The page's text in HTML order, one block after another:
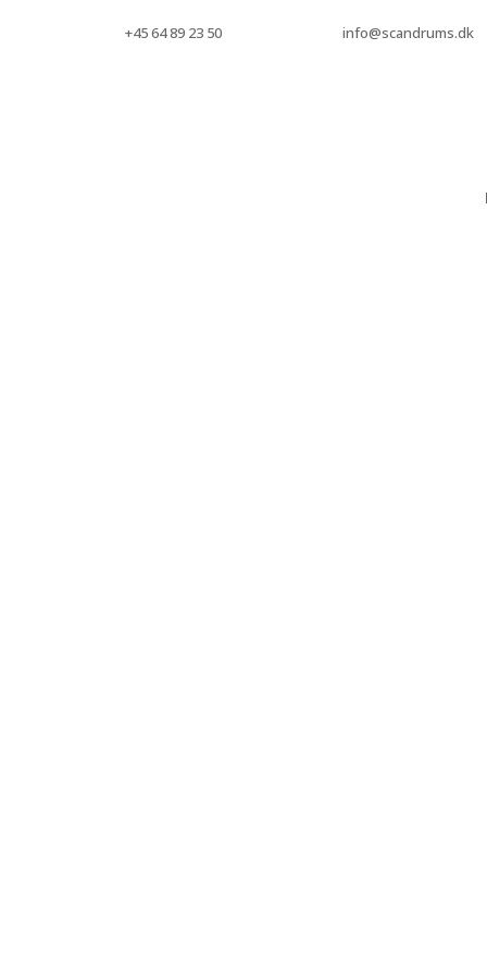
+45 64 89 23 50 info@scandrums.dk
Renoverede